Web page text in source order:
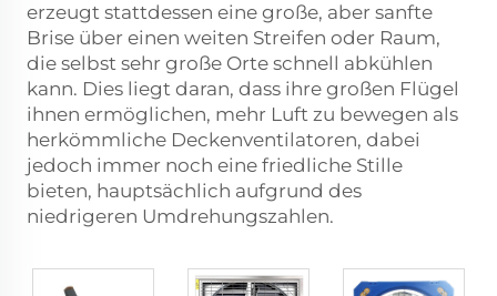
erzeugt stattdessen eine große, aber sanfte
Brise über einen weiten Streifen oder Raum,
die selbst sehr große Orte schnell abkühlen
kann. Dies liegt daran, dass ihre großen Flügel
ihnen ermöglichen, mehr Luft zu bewegen als
herkömmliche Deckenventilatoren, dabei
jedoch immer noch eine friedliche Stille
bieten, hauptsächlich aufgrund des
niedrigeren Umdrehungszahlen.